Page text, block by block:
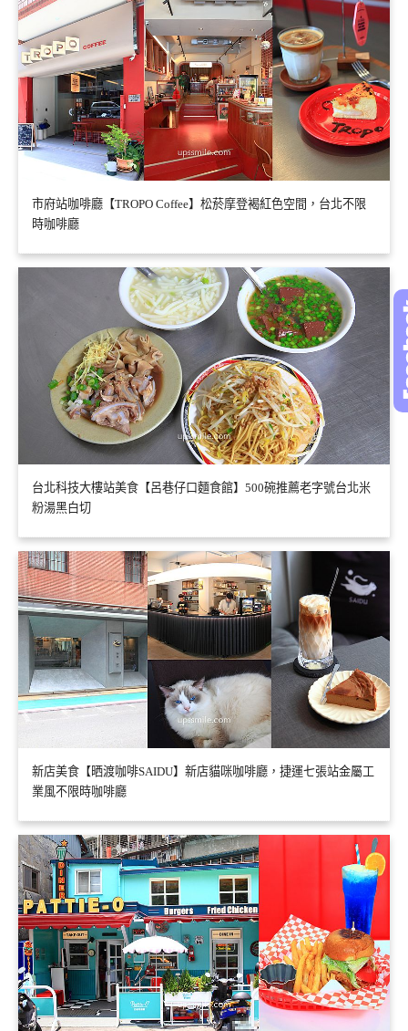
市府站咖啡廳【TROPO Coffee】松菸摩登褐紅色空間，台北不限
時咖啡廳
台北科技大樓站美食【呂巷仔口麵食館】500碗推薦老字號台北米
粉湯黑白切
新店美食【晒渡咖啡SAIDU】新店貓咪咖啡廳，捷運七張站金屬工
業風不限時咖啡廳